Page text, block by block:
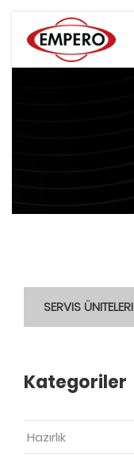
SERVIS ÜNITELERI
Kategoriler
Hazırlık